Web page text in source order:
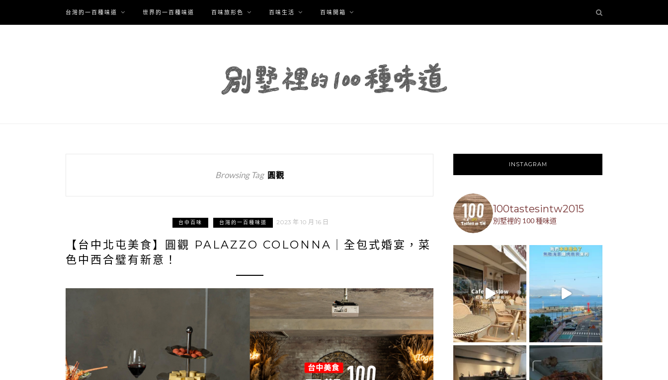
台灣的一百種味道 世界的一百種味道 百味旅形色 百味生活 百味開箱
Browsing Tag 圓觀
台中百味 台灣的一百種味道 2023 年 10 月 16 日
【台中北屯美食】圓觀 PALAZZO COLONNA｜全包式婚宴，菜
色中西合璧有新意！
INSTAGRAM
100tastesintw2015
別墅裡的 100 種味道